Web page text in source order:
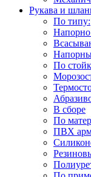
Рукава и
По типу:
По
В сборе
По
ПВХ